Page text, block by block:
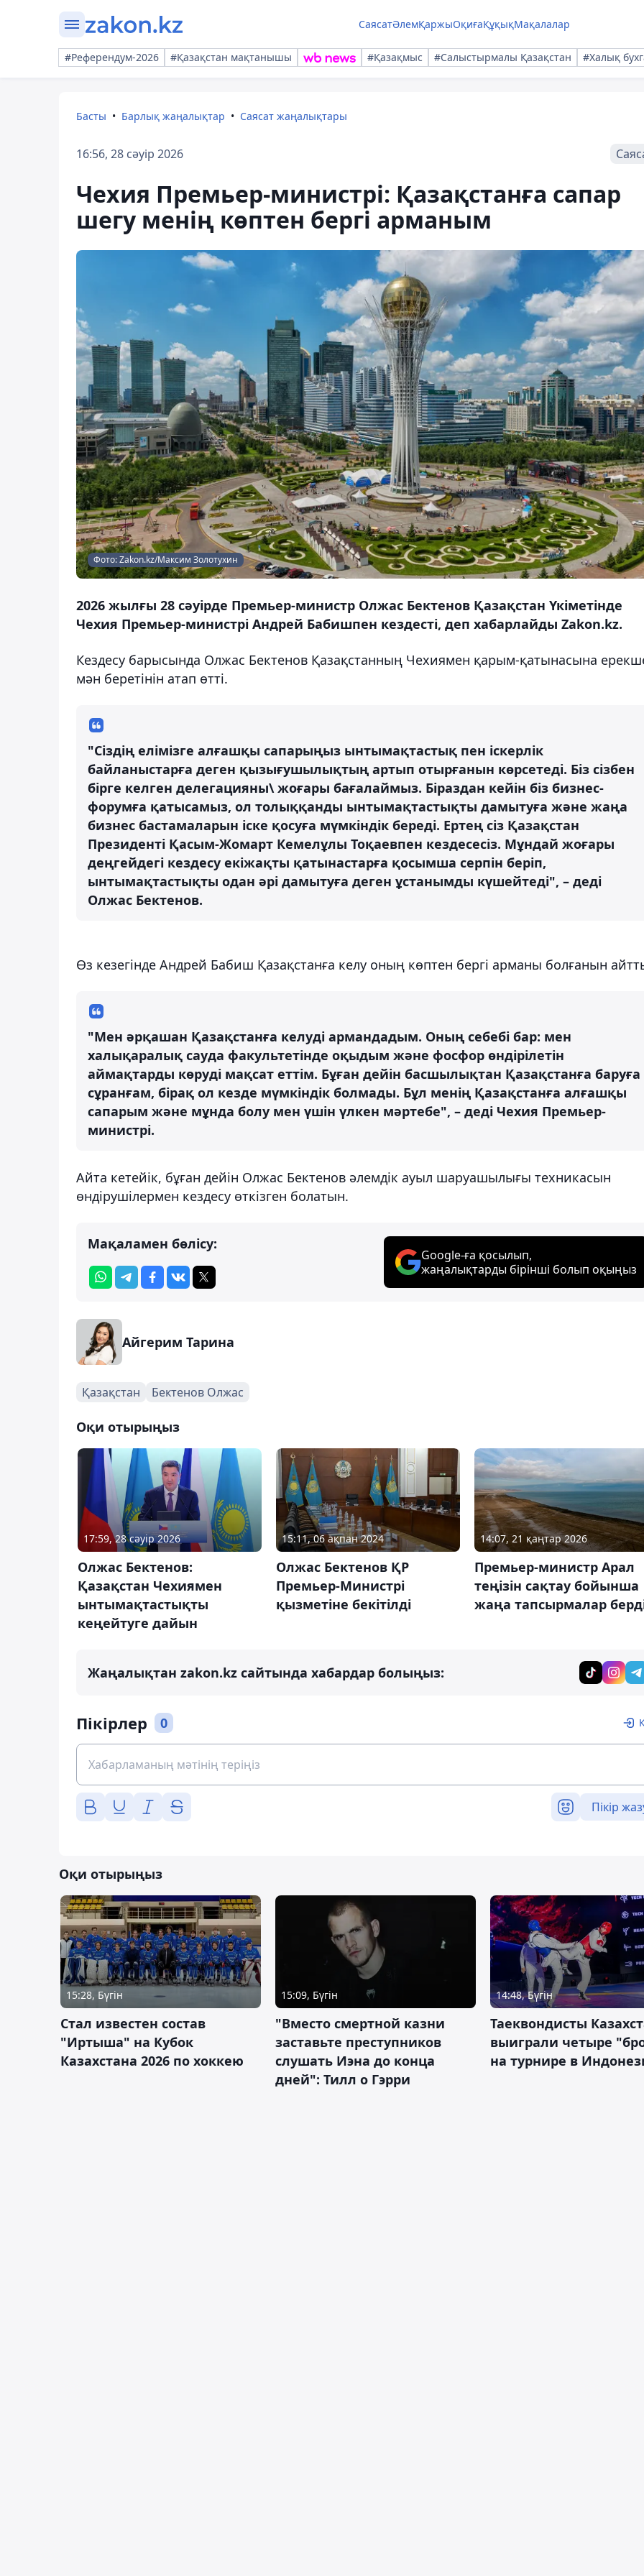
СаясатӘлемҚаржыОқиғаҚұқықМақалалар
#Референдум-2026 #Қазақстан мақтанышы #Қазақмыс #Салыстырмалы Қазақстан #Халық
Басты Барлық жаңалықтар Саясат жаңалықтары
16:56, 28 сәуір 2026
Чехия Премьер-министрі: Қазақстанға сапар
шегу менің көптен бергі арманым
Фото: Zakon.kz/Максим Золотухин
2026 жылғы 28 сәуірде Премьер-министр Олжас Бектенов Қазақстан Үкіметінде
Чехия Премьер-министрі Андрей Бабишпен кездесті, деп хабарлайды Zakon.kz.
Кездесу барысында Олжас Бектенов Қазақстанның Чехиямен қарым-қатынасына
мән беретінін атап өтті.
"Сіздің елімізге алғашқы сапарыңыз ынтымақтастық пен іскерлік
байланыстарға деген қызығушылықтың артып отырғанын көрсетеді. Біз сізбен
бірге келген делегацияны\ жоғары бағалаймыз. Біраздан кейін біз бизнес-
форумға қатысамыз, ол толыққанды ынтымақтастықты дамытуға және жаңа
бизнес бастамаларын іске қосуға мүмкіндік береді. Ертең сіз Қазақстан
Президенті Қасым-Жомарт Кемелұлы Тоқаевпен кездесесіз. Мұндай жоғары
деңгейдегі кездесу екіжақты қатынастарға қосымша серпін беріп,
ынтымақтастықты одан әрі дамытуға деген ұстанымды күшейтеді", – деді
Олжас Бектенов.
Өз кезегінде Андрей Бабиш Қазақстанға келу оның көптен бергі арманы болғанын
"Мен әрқашан Қазақстанға келуді армандадым. Оның себебі бар: мен
халықаралық сауда факультетінде оқыдым және фосфор өндірілетін
аймақтарды көруді мақсат еттім. Бұған дейін басшылықтан Қазақстанға баруға
сұранғам, бірақ ол кезде мүмкіндік болмады. Бұл менің Қазақстанға алғашқы
сапарым және мұнда болу мен үшін үлкен мәртебе", – деді Чехия Премьер-
министрі.
Айта кетейік, бұған дейін Олжас Бектенов әлемдік ауыл шаруашылығы техникасын
өндірушілермен кездесу өткізген болатын.
Мақаламен бөлісу:
Google-ға қосылып,
жаңалықтарды бірінші болып оқыңыз
Айгерим Тарина
Қазақстан Бектенов Олжас
Оқи отырыңыз
17:59, 28 сәуір 2026
Олжас Бектенов:
Қазақстан Чехиямен
ынтымақтастықты
кеңейтуге дайын
15:11, 06 ақпан 2024
Олжас Бектенов ҚР
Премьер-Министрі
қызметіне бекітілді
14:07, 21 қаңтар 2026
Премьер-министр Арал
теңізін сақтау бойынша
жаңа тапсырмалар
Жаңалықтан zakon.kz сайтында хабардар болыңыз:
Пікірлер 0
Пікір
Оқи отырыңыз
15:28, Бүгін
Стал известен состав
"Иртыша" на Кубок
Казахстана 2026 по хоккею
15:09, Бүгін
"Вместо смертной казни
заставьте преступников
слушать Иэна до конца
дней": Тилл о Гэрри
14:48, Бүгін
Таеквондисты
выиграли четыре
на турнире в